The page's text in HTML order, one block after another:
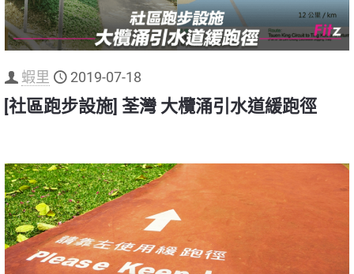
蝦里 2019-07-18
[社區跑步設施] 荃灣 大欖涌引水道緩跑徑